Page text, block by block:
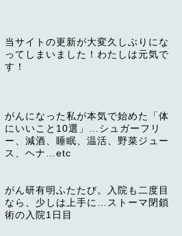
当サイトの更新が大変久しぶりにな
ってしまいました！わたしは元気で
す！
がんになった私が本気で始めた「体
にいいこと10選」…シュガーフリ
ー、減酒、睡眠、温活、野菜ジュー
ス、ヘナ…etc
がん研有明ふたたび。入院も二度目
なら、少しは上手に…ストーマ閉鎖
術の入院1日目